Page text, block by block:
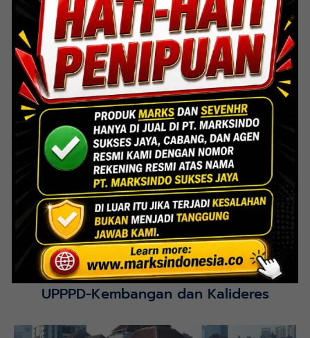
Lihat Detail Proyek
Interior Bank BTN Jatimurni, Bekasi
Lihat Detail Proyek
UPPPD-Kembangan dan Kalideres